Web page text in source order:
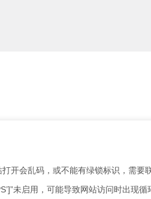
开会乱码，或不能有绿锁标识，需要
未启用，可能导致网站访问时出现